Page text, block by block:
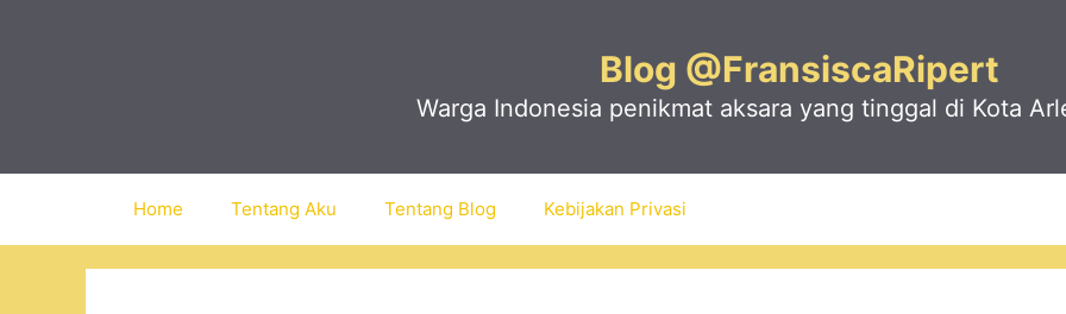
Blog @FransiscaRipert
Warga Indonesia penikmat aksara yang tinggal di Kota
Home Tentang Aku Tentang Blog Kebijakan Privasi